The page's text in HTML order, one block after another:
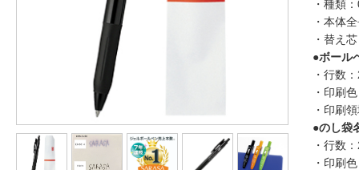
・種類
・本体
・替え
●ボール
・行数
・印刷
・印刷
●のし袋
・行数
・印刷